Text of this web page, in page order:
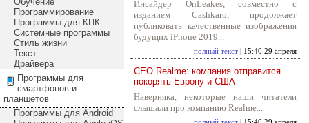
Программирование
Программы для КПК
Системные программы
Стиль жизни
Текст
Драйвера
Программы для
смартфонов и
планшетов
Программы для Android
Инсайдер OnLeakes, совместно с
изданием Cashkaro, продолжает
публиковать качественные изображения
будущих iPhone 2019...
полный текст | 15:40 29 апреля
CEO Realme: компания отправится
покорять Европу и США
Наверняка, некоторые наши читатели
слышали про компанию Realme...